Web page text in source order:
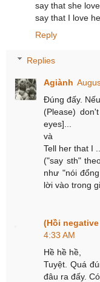
say that she
say that I love
Reply
Replies
Agiành
Đúng đấy.
(Please)
eyes]...
và
Tell her that I ...
("say sth"
như "nói
lời vào trong
(Hồi
4:33 AM
Hề hề hề,
Tuyệt. Quá
đâu ra đấy.